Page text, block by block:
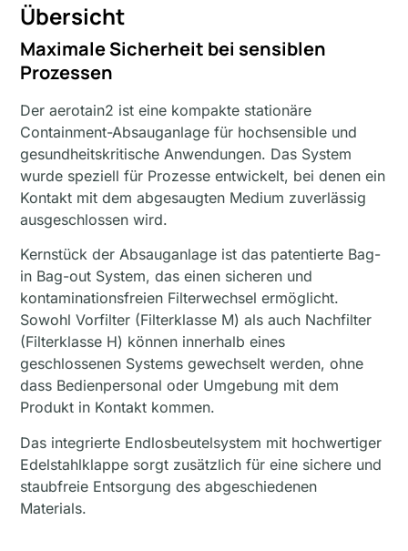
Übersicht
Maximale Sicherheit bei sensiblen
Prozessen
Der aerotain2 ist eine kompakte stationäre
Containment-Absauganlage für hochsensible und
gesundheitskritische Anwendungen. Das System
wurde speziell für Prozesse entwickelt, bei denen ein
Kontakt mit dem abgesaugten Medium zuverlässig
ausgeschlossen wird.
Kernstück der Absauganlage ist das patentierte Bag-
in Bag-out System, das einen sicheren und
kontaminationsfreien Filterwechsel ermöglicht.
Sowohl Vorfilter (Filterklasse M) als auch Nachfilter
(Filterklasse H) können innerhalb eines
geschlossenen Systems gewechselt werden, ohne
dass Bedienpersonal oder Umgebung mit dem
Produkt in Kontakt kommen.
Das integrierte Endlosbeutelsystem mit hochwertiger
Edelstahlklappe sorgt zusätzlich für eine sichere und
staubfreie Entsorgung des abgeschiedenen
Materials.